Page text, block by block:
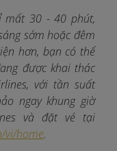
mất 30 - 40 phút,
sớm hoặc đêm
hơn, bạn có thể
được khai thác
với tần suất
ngay khung giờ
và đặt vé tại
vi/home.